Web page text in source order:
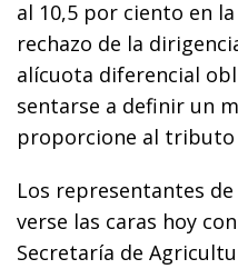
al 10,5 por ciento en
rechazo de la
alícuota diferencial
sentarse a definir un
proporcione al
Los representantes
verse las caras hoy
Secretaría de